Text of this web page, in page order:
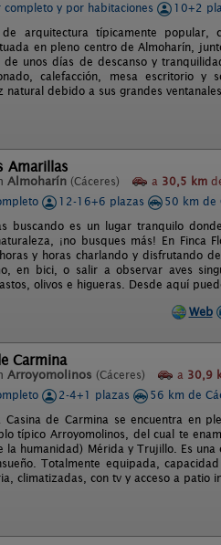
completo y por habitaciones
10+2
arquitectura típicamente popular,
en pleno centro de Almoharín,
unos días de descanso y
calefacción, mesa escritorio
natural debido a sus grandes
Amarillas
Almoharín (Cáceres) a 30,5 km
12-16+6 plazas 50 km de
buscando es un lugar tranquilo
¡no busques más! En Finca
y horas charlando y disfrutando
en bici, o salir a observar aves
olivos e higueras. Desde aquí
Web
Carmina
Arroyomolinos (Cáceres) a 30,9
2-4+1 plazas
56 km de
Casina de Carmina se encuentra en
típico Arroyomolinos, del cual te
la humanidad) Mérida y Trujillo. Es
Totalmente equipada,
climatizadas, con tv y acceso a patio